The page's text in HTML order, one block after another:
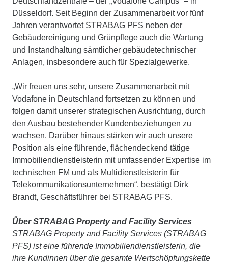
Düsseldorf. Seit Beginn der Zusammenarbeit vor fünf
Jahren verantwortet STRABAG PFS neben der
Gebäudereinigung und Grünpflege auch die Wartung
und Instandhaltung sämtlicher gebäudetechnischer
Anlagen, insbesondere auch für Spezialgewerke.
„Wir freuen uns sehr, unsere Zusammenarbeit mit
Vodafone in Deutschland fortsetzen zu können und
folgen damit unserer strategischen Ausrichtung, durch
den Ausbau bestehender Kundenbeziehungen zu
wachsen. Darüber hinaus stärken wir auch unsere
Position als eine führende, flächendeckend tätige
Immobiliendienstleisterin mit umfassender Expertise im
technischen FM und als Multidienstleisterin für
Telekommunikationsunternehmen“, bestätigt Dirk
Brandt, Geschäftsführer bei STRABAG PFS.
Über STRABAG Property and Facility Services
STRABAG Property and Facility Services (STRABAG
PFS) ist eine führende Immobiliendienstleisterin, die
ihre Kundinnen über die gesamte Wertschöpfungskette